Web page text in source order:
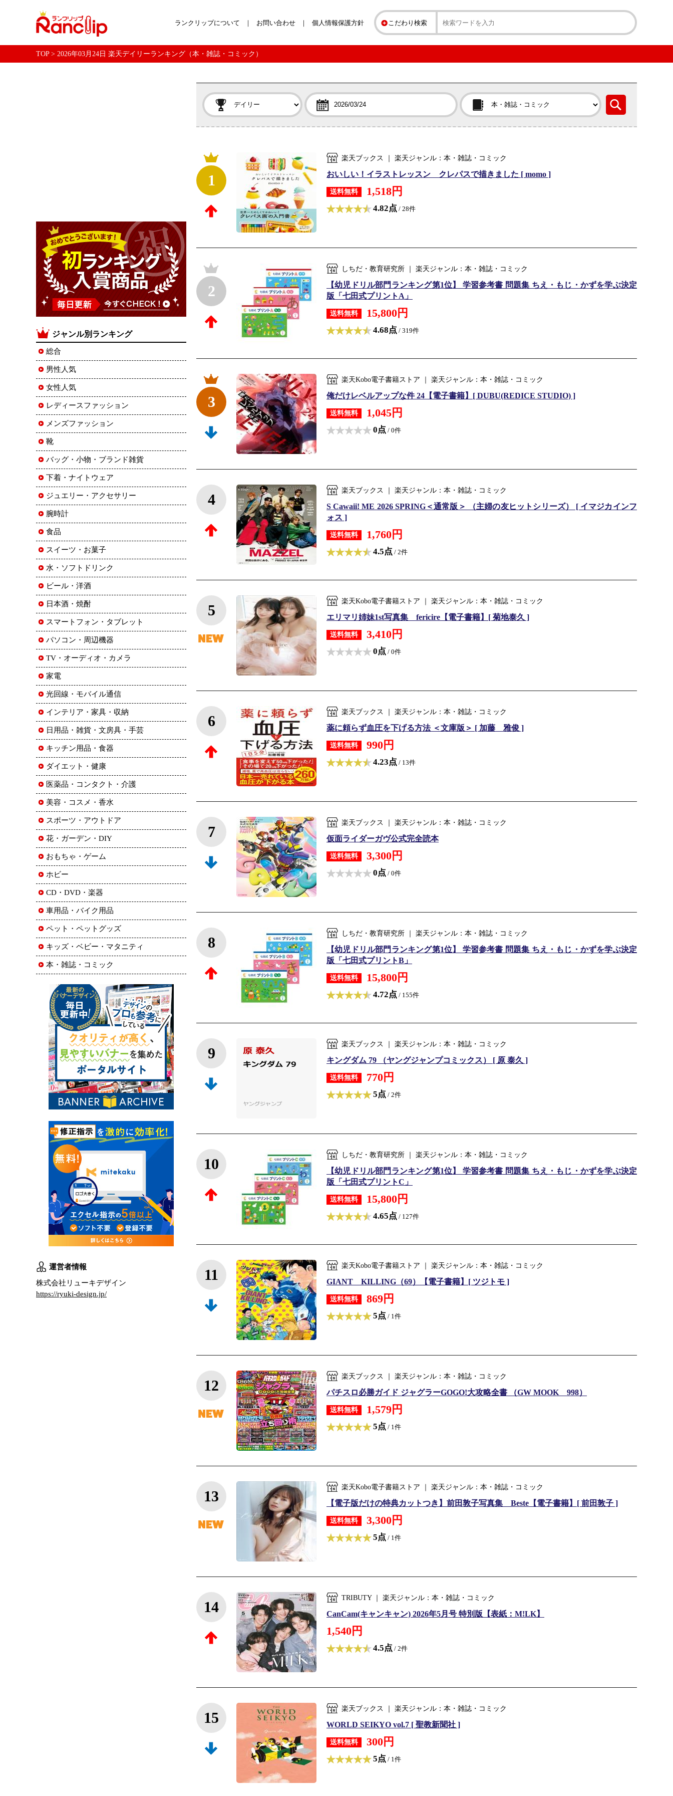
こだわり検索
ランクリップについて お問い合わせ 個人情報保護方針
TOP> 2026年03月24日 楽天デイリーランキング（本・雑誌・コミック）
1
楽天ブックス ｜ 楽天ジャンル：本・雑誌・コミック
おいしい！イラストレッスン クレパスで描きました [ momo ]
送料無料 1,518円
4.82点 / 28件
2
しちだ・教育研究所 ｜ 楽天ジャンル：本・雑誌・コミック
【幼児ドリル部門ランキング第1位】 学習参考書 問題集 ちえ・もじ・かずを学ぶ決定
版「七田式プリントA」
送料無料 15,800円
4.68点 / 319件
3
楽天Kobo電子書籍ストア ｜ 楽天ジャンル：本・雑誌・コミック
俺だけレベルアップな件 24【電子書籍】[ DUBU(REDICE STUDIO) ]
送料無料 1,045円
0点 / 0件
4
楽天ブックス ｜ 楽天ジャンル：本・雑誌・コミック
S Cawaii! ME 2026 SPRING＜通常版＞ （主婦の友ヒットシリーズ） [ イマジカインフ
ォス ]
送料無料 1,760円
4.5点 / 2件
5
楽天Kobo電子書籍ストア ｜ 楽天ジャンル：本・雑誌・コミック
エリマリ姉妹1st写真集 fericire【電子書籍】[ 菊地泰久 ]
送料無料 3,410円
0点 / 0件
6
楽天ブックス ｜ 楽天ジャンル：本・雑誌・コミック
薬に頼らず血圧を下げる方法 ＜文庫版＞ [ 加藤 雅俊 ]
送料無料 990円
4.23点 / 13件
7
楽天ブックス ｜ 楽天ジャンル：本・雑誌・コミック
仮面ライダーガヴ公式完全読本
送料無料 3,300円
0点 / 0件
8
しちだ・教育研究所 ｜ 楽天ジャンル：本・雑誌・コミック
【幼児ドリル部門ランキング第1位】 学習参考書 問題集 ちえ・もじ・かずを学ぶ決定
版「七田式プリントB」
送料無料 15,800円
4.72点 / 155件
9
楽天ブックス ｜ 楽天ジャンル：本・雑誌・コミック
キングダム 79 （ヤングジャンプコミックス） [ 原 泰久 ]
送料無料 770円
5点 / 2件
10
しちだ・教育研究所 ｜ 楽天ジャンル：本・雑誌・コミック
【幼児ドリル部門ランキング第1位】 学習参考書 問題集 ちえ・もじ・かずを学ぶ決定
版「七田式プリントC」
送料無料 15,800円
4.65点 / 127件
11
楽天Kobo電子書籍ストア ｜ 楽天ジャンル：本・雑誌・コミック
GIANT KILLING（69）【電子書籍】[ ツジトモ ]
送料無料 869円
5点 / 1件
12
楽天ブックス ｜ 楽天ジャンル：本・雑誌・コミック
パチスロ必勝ガイド ジャグラーGOGO!大攻略全書 （GW MOOK 998）
送料無料 1,579円
5点 / 1件
13
楽天Kobo電子書籍ストア ｜ 楽天ジャンル：本・雑誌・コミック
【電子版だけの特典カットつき】前田敦子写真集 Beste【電子書籍】[ 前田敦子 ]
送料無料 3,300円
5点 / 1件
14
TRIBUTY ｜ 楽天ジャンル：本・雑誌・コミック
CanCam(キャンキャン) 2026年5月号 特別版【表紙：M!LK】
1,540円
4.5点 / 2件
15
楽天ブックス ｜ 楽天ジャンル：本・雑誌・コミック
WORLD SEIKYO vol.7 [ 聖教新聞社 ]
送料無料 300円
5点 / 1件
ジャンル別ランキング
総合
男性人気
女性人気
レディースファッション
メンズファッション
靴
バッグ・小物・ブランド雑貨
下着・ナイトウェア
ジュエリー・アクセサリー
腕時計
食品
スイーツ・お菓子
水・ソフトドリンク
ビール・洋酒
日本酒・焼酎
スマートフォン・タブレット
パソコン・周辺機器
TV・オーディオ・カメラ
家電
光回線・モバイル通信
インテリア・家具・収納
日用品・雑貨・文房具・手芸
キッチン用品・食器
ダイエット・健康
医薬品・コンタクト・介護
美容・コスメ・香水
スポーツ・アウトドア
花・ガーデン・DIY
おもちゃ・ゲーム
ホビー
CD・DVD・楽器
車用品・バイク用品
ペット・ペットグッズ
キッズ・ベビー・マタニティ
本・雑誌・コミック
運営者情報
株式会社リューキデザイン
https://ryuki-design.jp/